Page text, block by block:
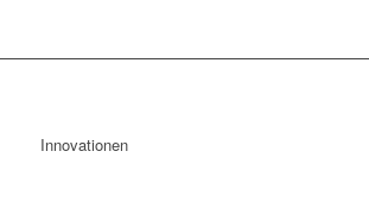
Innovationen